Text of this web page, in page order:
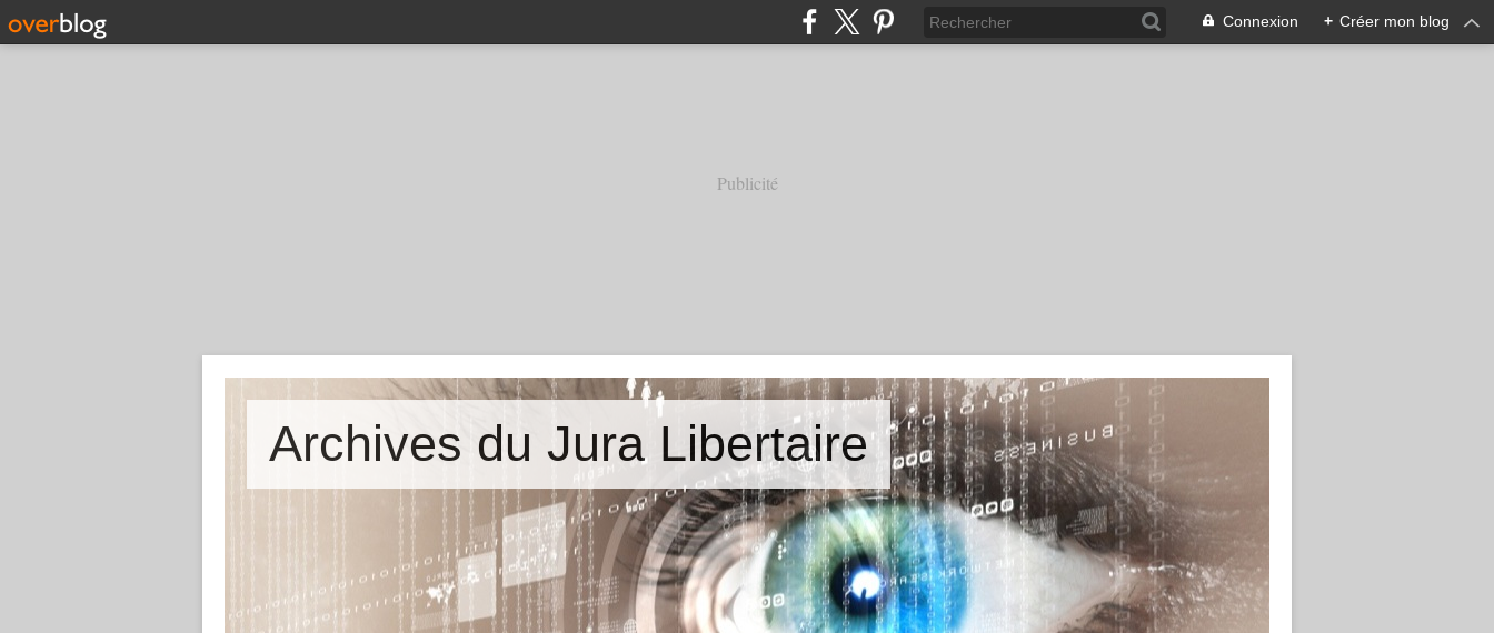
Connexion + Créer mon blog
Publicité
Archives du Jura Libertaire